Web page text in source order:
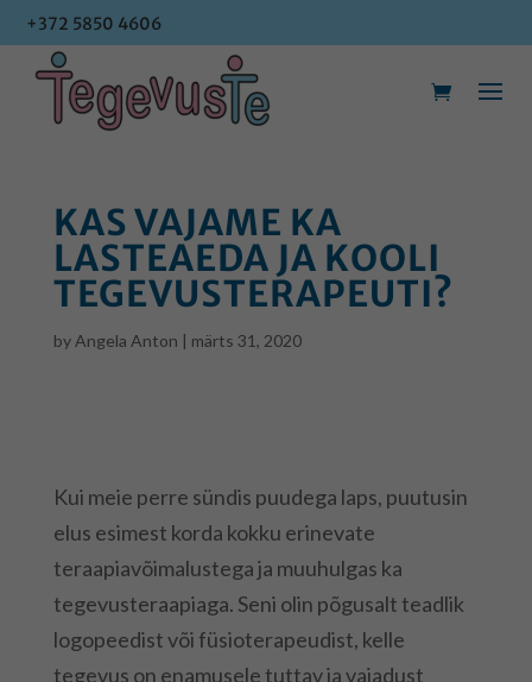
+372 5850 4606
+372 5850 4606
KAS VAJAME KA
LASTEAEDA JA KOOLI
TEGEVUSTERAPEUTI?
by Angela Anton | märts 31, 2020
Kui meie perre sündis puudega laps, puutusin
elus esimest korda kokku erinevate
teraapiavõimalustega ja muuhulgas ka
tegevusteraapiaga. Seni olin põgusalt teadlik
logopeedist või füsioterapeudist, kelle
tegevus on enamusele tuttav ja vajadust